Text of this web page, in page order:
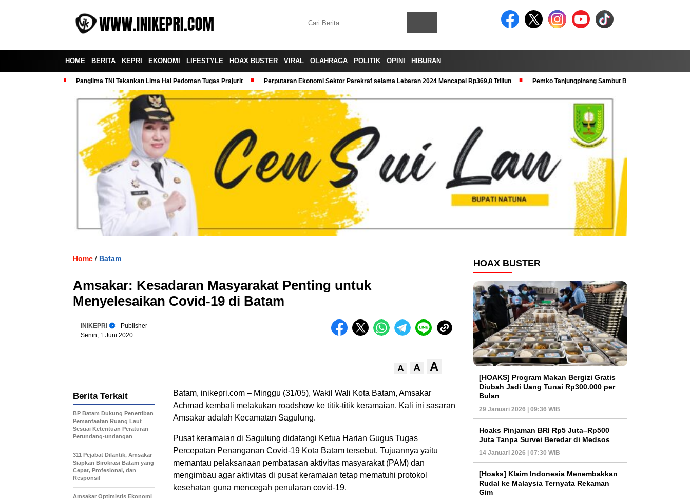
HOME BERITA KEPRI EKONOMI LIFESTYLE HOAX BUSTER VIRAL OLAHRAGA POLITIK OPINI HIBURAN
Panglima TNI Tekankan Lima Hal Pedoman Tugas Prajurit Perputaran Ekonomi Sektor Parekraf selama Lebaran 2024 Mencapai Rp369,8 Triliun Pemko Tanjungpinang Sambut Baik Pra Verval KRS
Home / Batam
Amsakar: Kesadaran Masyarakat Penting untuk
Menyelesaikan Covid-19 di Batam
INIKEPRI
- Publisher
Senin, 1 Juni 2020
A A A
Batam, inikepri.com – Minggu (31/05), Wakil Wali Kota Batam, Amsakar
Achmad kembali melakukan roadshow ke titik-titik keramaian. Kali ini sasaran
Amsakar adalah Kecamatan Sagulung.
Pusat keramaian di Sagulung didatangi Ketua Harian Gugus Tugas
Percepatan Penanganan Covid-19 Kota Batam tersebut. Tujuannya yaitu
memantau pelaksanaan pembatasan aktivitas masyarakat (PAM) dan
mengimbau agar aktivitas di pusat keramaian tetap mematuhi protokol
kesehatan guna mencegah penularan covid-19.
Berita Terkait
BP Batam Dukung Penertiban
Pemanfaatan Ruang Laut
Sesuai Ketentuan Peraturan
Perundang-undangan
311 Pejabat Dilantik, Amsakar
Siapkan Birokrasi Batam yang
Cepat, Profesional, dan
Responsif
Amsakar Optimistis Ekonomi
HOAX BUSTER
[HOAKS] Program Makan Bergizi Gratis
Diubah Jadi Uang Tunai Rp300.000 per
Bulan
29 Januari 2026 | 09:36 WIB
Hoaks Pinjaman BRI Rp5 Juta–Rp500
Juta Tanpa Survei Beredar di Medsos
14 Januari 2026 | 07:30 WIB
[Hoaks] Klaim Indonesia Menembakkan
Rudal ke Malaysia Ternyata Rekaman
Gim